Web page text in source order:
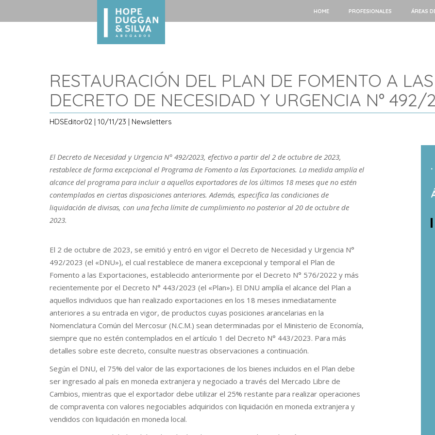
HOME PROFESIONALES ÁREAS
RESTAURACIÓN DEL PLAN DE FOMENTO A
DECRETO DE NECESIDAD Y URGENCIA N° 492/
HDSEditor02 | 10/11/23 | Newsletters
El Decreto de Necesidad y Urgencia N° 492/2023, efectivo a partir del 2 de octubre de 2023,
restablece de forma excepcional el Programa de Fomento a las Exportaciones. La medida amplía el
alcance del programa para incluir a aquellos exportadores de los últimos 18 meses que no estén
contemplados en ciertas disposiciones anteriores. Además, especifica las condiciones de
liquidación de divisas, con una fecha límite de cumplimiento no posterior al 20 de octubre de
2023.
El 2 de octubre de 2023, se emitió y entró en vigor el Decreto de Necesidad y Urgencia N°
492/2023 (el «DNU»), el cual restablece de manera excepcional y temporal el Plan de
Fomento a las Exportaciones, establecido anteriormente por el Decreto N° 576/2022 y más
recientemente por el Decreto N° 443/2023 (el «Plan»). El DNU amplía el alcance del Plan a
aquellos individuos que han realizado exportaciones en los 18 meses inmediatamente
anteriores a su entrada en vigor, de productos cuyas posiciones arancelarias en la
Nomenclatura Común del Mercosur (N.C.M.) sean determinadas por el Ministerio de Economía,
siempre que no estén contemplados en el artículo 1 del Decreto N° 443/2023. Para más
detalles sobre este decreto, consulte nuestras observaciones a continuación.
Según el DNU, el 75% del valor de las exportaciones de los bienes incluidos en el Plan debe
ser ingresado al país en moneda extranjera y negociado a través del Mercado Libre de
Cambios, mientras que el exportador debe utilizar el 25% restante para realizar operaciones
de compraventa con valores negociables adquiridos con liquidación en moneda extranjera y
vendidos con liquidación en moneda local.
.